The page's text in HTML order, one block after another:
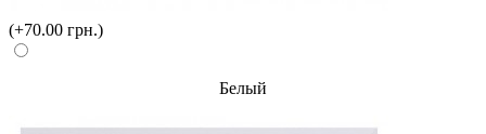
(+70.00 грн.)
Белый